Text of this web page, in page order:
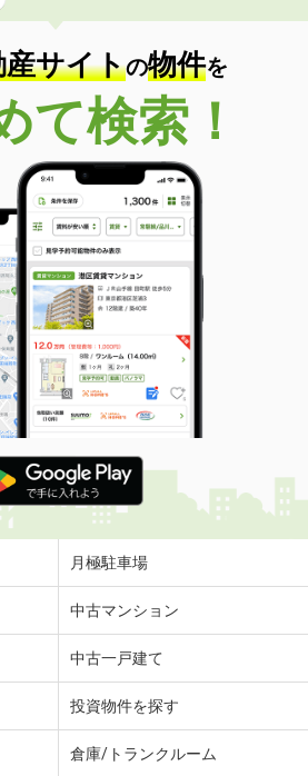
サイトの物件を
て検索！
月極駐車場
中古マンション
中古一戸建て
投資物件を探す
倉庫/トランクルーム